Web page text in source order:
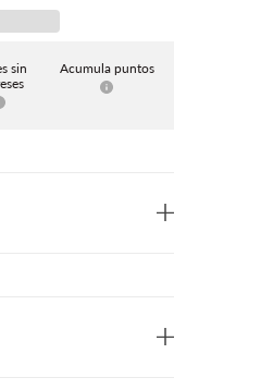
sin
Acumula puntos